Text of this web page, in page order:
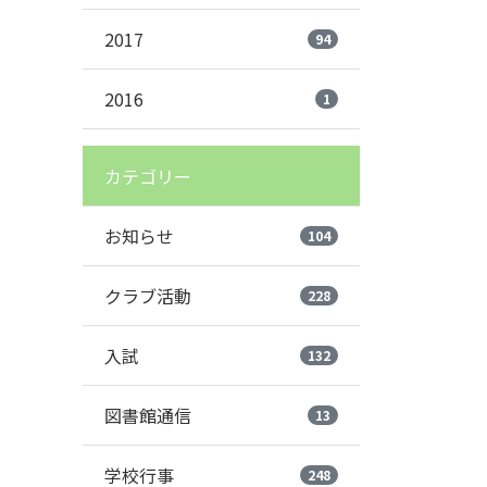
2017 94
2016 1
カテゴリー
お知らせ 104
クラブ活動 228
入試 132
図書館通信 13
学校行事 248